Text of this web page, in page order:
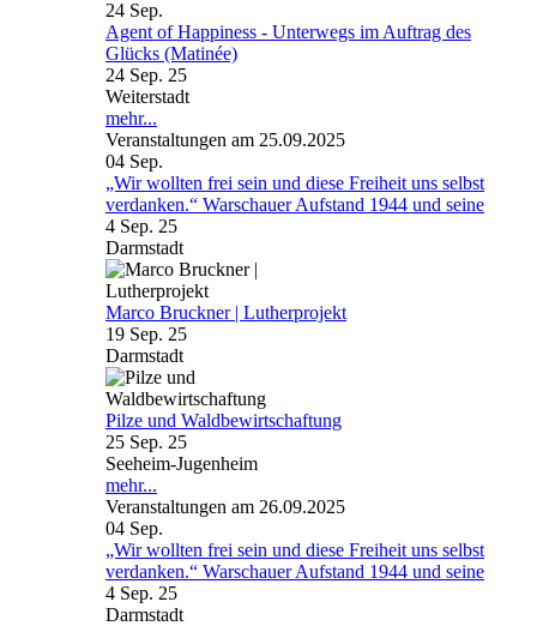
24 Sep.
Agent of Happiness - Unterwegs im Auftrag des
Glücks (Matinée)
24 Sep. 25
Weiterstadt
mehr...
Veranstaltungen am 25.09.2025
04 Sep.
„Wir wollten frei sein und diese Freiheit uns selbst
verdanken.“ Warschauer Aufstand 1944 und seine
4 Sep. 25
Darmstadt
Marco Bruckner | Lutherprojekt
19 Sep. 25
Darmstadt
Pilze und Waldbewirtschaftung
25 Sep. 25
Seeheim-Jugenheim
mehr...
Veranstaltungen am 26.09.2025
04 Sep.
„Wir wollten frei sein und diese Freiheit uns selbst
verdanken.“ Warschauer Aufstand 1944 und seine
4 Sep. 25
Darmstadt